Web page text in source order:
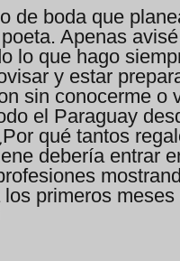
de boda que
Apenas
lo que hago
y estar
sin conocerme o
el Paraguay
qué tantos
debería entrar
primeros